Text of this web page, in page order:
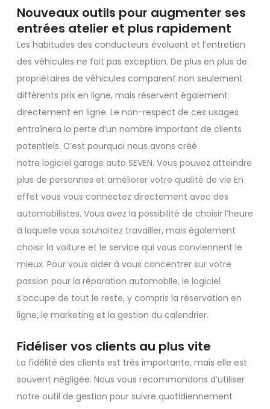
Nouveaux outils pour augmenter ses
entrées atelier et plus rapidement
Les habitudes des conducteurs évoluent et l’entretien
des véhicules ne fait pas exception. De plus en plus de
propriétaires de véhicules comparent non seulement
différents prix en ligne, mais réservent également
directement en ligne. Le non-respect de ces usages
entraînera la perte d’un nombre important de clients
potentiels. C’est pourquoi nous avons créé
notre logiciel garage auto SEVEN. Vous pouvez atteindre
plus de personnes et améliorer votre qualité de vie En
effet vous vous connectez directement avec des
automobilistes. Vous avez la possibilité de choisir l’heure
à laquelle vous souhaitez travailler, mais également
choisir la voiture et le service qui vous conviennent le
mieux. Pour vous aider à vous concentrer sur votre
passion pour la réparation automobile, le logiciel
s’occupe de tout le reste, y compris la réservation en
ligne, le marketing et la gestion du calendrier.
Fidéliser vos clients au plus vite
La fidélité des clients est très importante, mais elle est
souvent négligée. Nous vous recommandons d’utiliser
notre outil de gestion pour suivre quotidiennement